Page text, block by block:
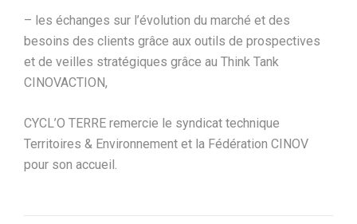
– les échanges sur l’évolution du marché et des
besoins des clients grâce aux outils de prospectives
et de veilles stratégiques grâce au Think Tank
CINOVACTION,
CYCL’O TERRE remercie le syndicat technique
Territoires & Environnement et la Fédération CINOV
pour son accueil.